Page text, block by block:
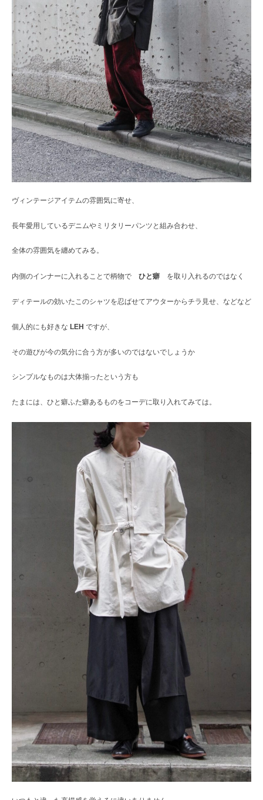
ヴィンテージアイテムの雰囲気に寄せ、
長年愛用しているデニムやミリタリーパンツと組み合わせ、
全体の雰囲気を纏めてみる。
内側のインナーに入れることで柄物で ひと癖 を取り入れるのではなく
ディテールの効いたこのシャツを忍ばせてアウターからチラ見せ、などなど
個人的にも好きな LEH ですが、
その遊びが今の気分に合う方が多いのではないでしょうか
シンプルなものは大体揃ったという方も
たまには、ひと癖ふた癖あるものをコーデに取り入れてみては。